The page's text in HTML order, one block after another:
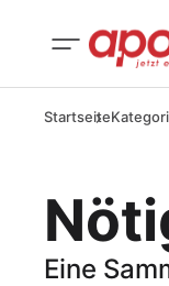
Startseite
Eine